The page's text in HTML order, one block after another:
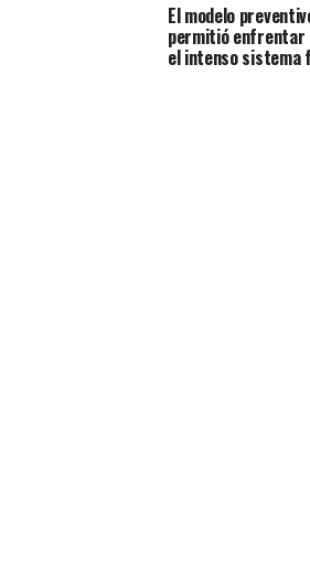
El modelo
permitió enfrentar
el intenso